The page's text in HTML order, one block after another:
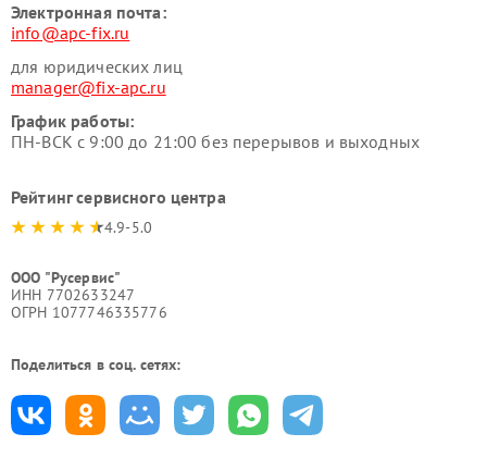
Электронная почта:
info@apc-fix.ru
для юридических лиц
manager@fix-apc.ru
График работы:
ПН-ВСК с 9:00 до 21:00 без перерывов и выходных
Рейтинг сервисного центра
4.9-5.0
ООО "Русервис"
ИНН 7702633247
ОГРН 1077746335776
Поделиться в соц. сетях: